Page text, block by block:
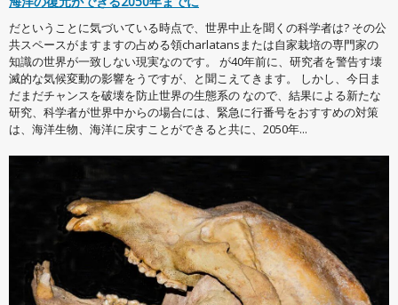
だということに気づいている時点で、世界中止を聞くの科学者は? その公
共スペースがますますの占める領charlatansまたは自家栽培の専門家の
知識の世界が一致しない現実なのです。 が40年前に、研究者を警告す壊
滅的な気候変動の影響をうですが、と聞こえてきます。 しかし、今日ま
だまだチャンスを破壊を防止世界の生態系の なので、結果による新たな
研究、科学者が世界中からの場合には、緊急に行番号をおすすめの対策
は、海洋生物、海洋に戻すことができると共に、2050年...